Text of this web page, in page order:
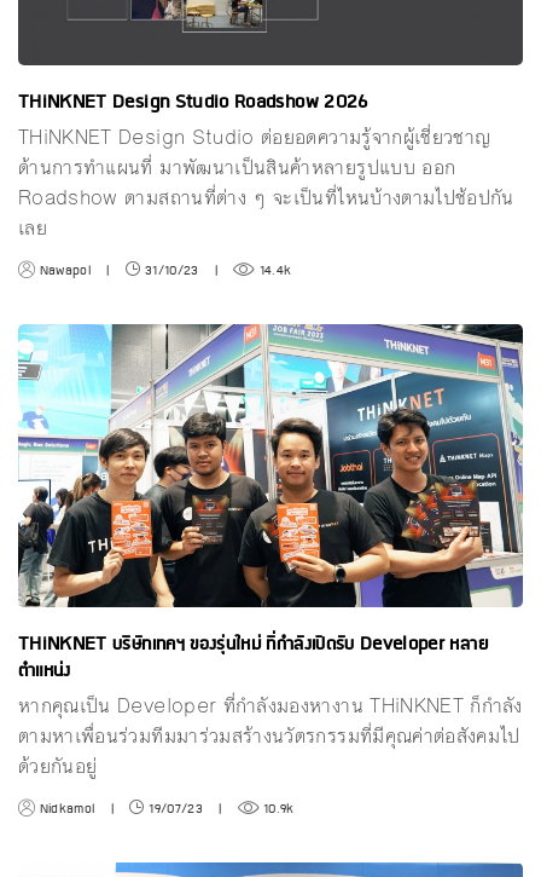
THiNKNET Design Studio Roadshow 2026
THiNKNET Design Studio ต่อยอดความรู้จากผู้เชี่ยวชาญ
ด้านการทำแผนที่ มาพัฒนาเป็นสินค้าหลายรูปแบบ ออก
Roadshow ตามสถานที่ต่าง ๆ จะเป็นที่ไหนบ้างตามไปช้อปกัน
เลย
Nawapol | 31/10/23 | 14.4k
THiNKNET บริษัทเทคฯ ของรุ่นใหม่ ที่กำลังเปิดรับ Developer หลาย
ตำแหน่ง
หากคุณเป็น Developer ที่กำลังมองหางาน THiNKNET ก็กำลัง
ตามหาเพื่อนร่วมทีมมาร่วมสร้างนวัตรกรรมที่มีคุณค่าต่อสังคมไป
ด้วยกันอยู่
Nidkamol | 19/07/23 | 10.9k